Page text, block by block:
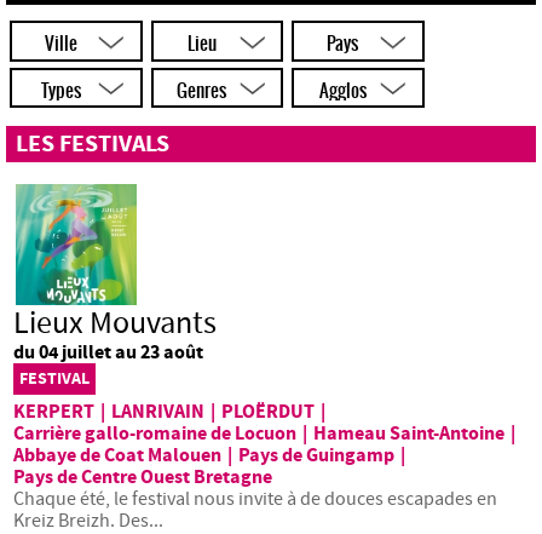
Ville Lieu
Pays
Types
Genres
Agglos
LES FESTIVALS
Lieux Mouvants
du 04 juillet au 23 août
FESTIVAL
KERPERT LANRIVAIN PLOËRDUT
Carrière gallo-romaine de Locuon
Hameau Saint-Antoine
Abbaye de Coat Malouen
Pays de Guingamp
Pays de Centre Ouest Bretagne
Chaque été, le festival nous invite à de douces escapades en
Kreiz Breizh. Des...